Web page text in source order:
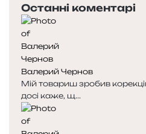
р
е
д
н
я
с
т
о
р
і
т
у
п
н
а
с
т
о
р
і
Останні коментарі
Валерий Чернов
Мій товариш зробив
досі каже, щ...